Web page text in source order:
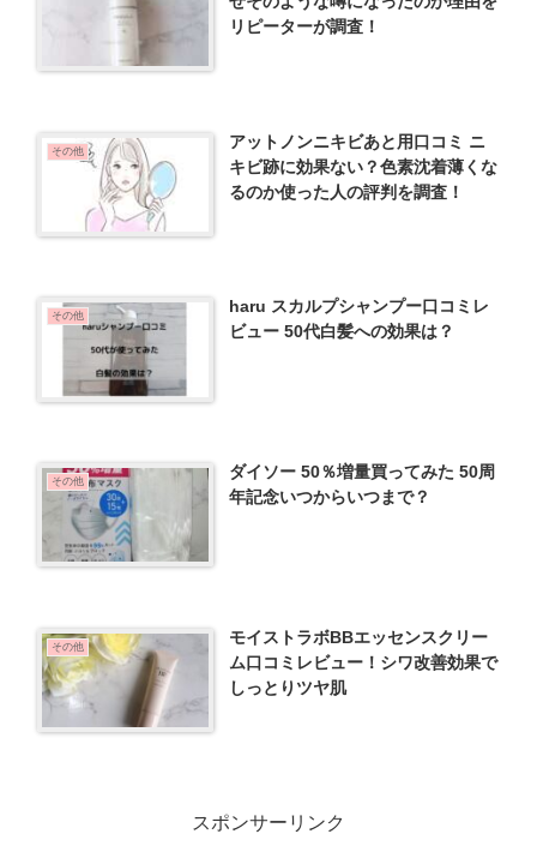
リピーターが調査！
その他
アットノンニキビあと用口コミ ニ
キビ跡に効果ない？色素沈着薄くな
るのか使った人の評判を調査！
その他
haru スカルプシャンプー口コミレ
ビュー 50代白髪への効果は？
その他
ダイソー 50％増量買ってみた 50周
年記念いつからいつまで？
その他
モイストラボBBエッセンスクリー
ム口コミレビュー！シワ改善効果で
しっとりツヤ肌
スポンサーリンク